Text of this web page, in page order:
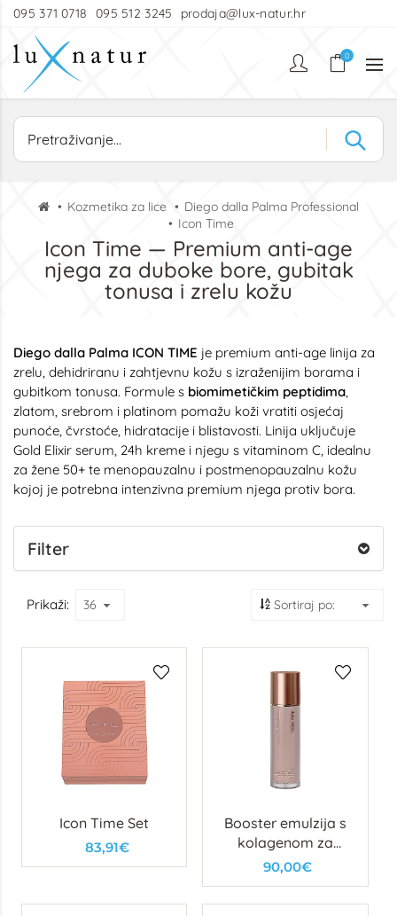
095 371 0718 095 512 3245 prodaja@lux-natur.hr
0
Kozmetika za lice
Diego dalla Palma Professional
Icon Time
Icon Time — Premium anti-age
njega za duboke bore, gubitak
tonusa i zrelu kožu
Diego dalla Palma ICON TIME je premium anti-age linija za
zrelu, dehidriranu i zahtjevnu kožu s izraženijim borama i
gubitkom tonusa. Formule s biomimetičkim peptidima,
zlatom, srebrom i platinom pomažu koži vratiti osjećaj
punoće, čvrstoće, hidratacije i blistavosti. Linija uključuje
Gold Elixir serum, 24h kreme i njegu s vitaminom C, idealnu
za žene 50+ te menopauzalnu i postmenopauzalnu kožu
kojoj je potrebna intenzivna premium njega protiv bora.
Filter
Prikaži:
Icon Time Set
83,91€
Booster emulzija s
kolagenom za
učvršćivanje lica
90,00€